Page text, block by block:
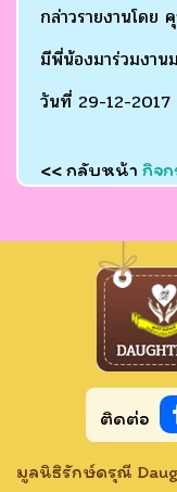
กล่าวรายงานโดย
มีพี่น้องมาร่วมงาน
วันที่ 29-12-2017
<< กลับหน้า กิจ
ติดต่อ
มูลนิธิรักษ์ดรุณี